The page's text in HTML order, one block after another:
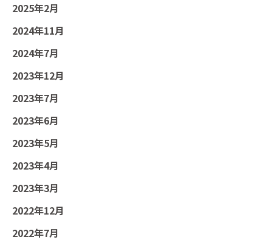
2025年2月
2024年11月
2024年7月
2023年12月
2023年7月
2023年6月
2023年5月
2023年4月
2023年3月
2022年12月
2022年7月